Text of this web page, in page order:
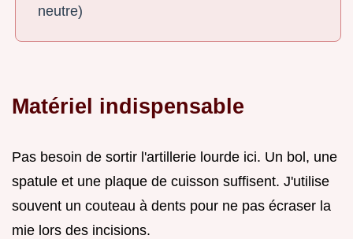
neutre)
Matériel indispensable
Pas besoin de sortir l'artillerie lourde ici. Un bol, une
spatule et une plaque de cuisson suffisent. J'utilise
souvent un couteau à dents pour ne pas écraser la
mie lors des incisions.